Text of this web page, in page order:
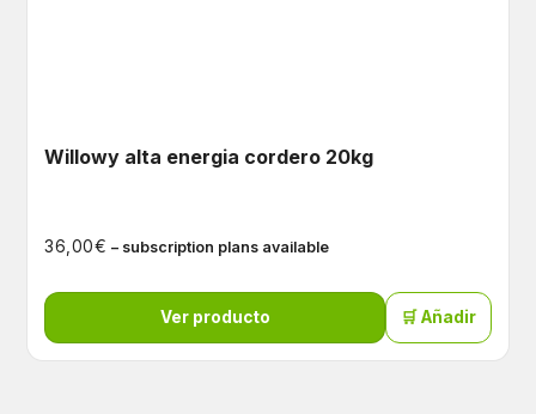
Willowy alta energia cordero 20kg
36,00€ – subscription plans available
Ver producto 🛒 Añadir